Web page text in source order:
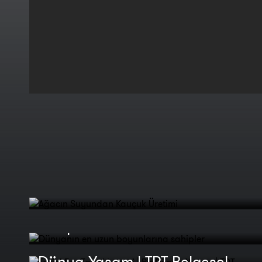
Dünyanın en uzun boyunlarına
Tarihi Fes Tabakhanesi | Bir